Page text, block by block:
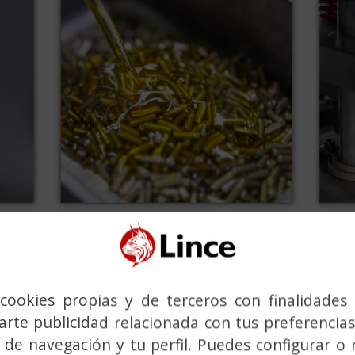
e innovación nos posicionan entre los
líderes
sólida a nivel internacional. LINCE es uno de
y otros sistemas de seguridad de alta calidad,
de socios y distribuidores.
propias y de terceros con finalidades
publicidad relacionada con tus
navegación y tu perfil. Puedes configurar o